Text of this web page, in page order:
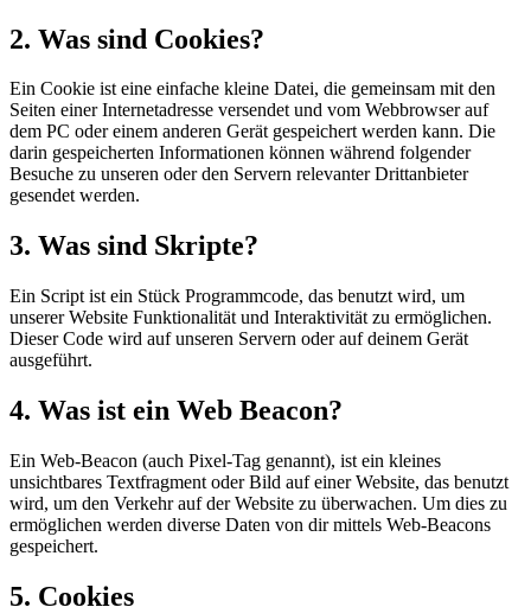
2. Was sind Cookies?
Ein Cookie ist eine einfache kleine Datei, die gemeinsam mit den
Seiten einer Internetadresse versendet und vom Webbrowser auf
dem PC oder einem anderen Gerät gespeichert werden kann. Die
darin gespeicherten Informationen können während folgender
Besuche zu unseren oder den Servern relevanter Drittanbieter
gesendet werden.
3. Was sind Skripte?
Ein Script ist ein Stück Programmcode, das benutzt wird, um
unserer Website Funktionalität und Interaktivität zu ermöglichen.
Dieser Code wird auf unseren Servern oder auf deinem Gerät
ausgeführt.
4. Was ist ein Web Beacon?
Ein Web-Beacon (auch Pixel-Tag genannt), ist ein kleines
unsichtbares Textfragment oder Bild auf einer Website, das benutzt
wird, um den Verkehr auf der Website zu überwachen. Um dies zu
ermöglichen werden diverse Daten von dir mittels Web-Beacons
gespeichert.
5. Cookies